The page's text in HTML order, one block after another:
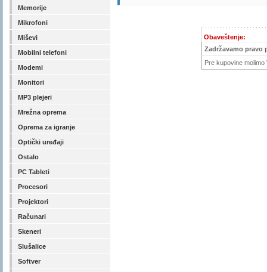
Memorije
Mikrofoni
Miševi
Mobilni telefoni
Modemi
Monitori
MP3 plejeri
Mrežna oprema
Oprema za igranje
Optički uređaji
Ostalo
PC Tableti
Procesori
Projektori
Računari
Skeneri
Slušalice
Softver
Obaveštenje:
Zadržavamo pravo
Pre kupovine